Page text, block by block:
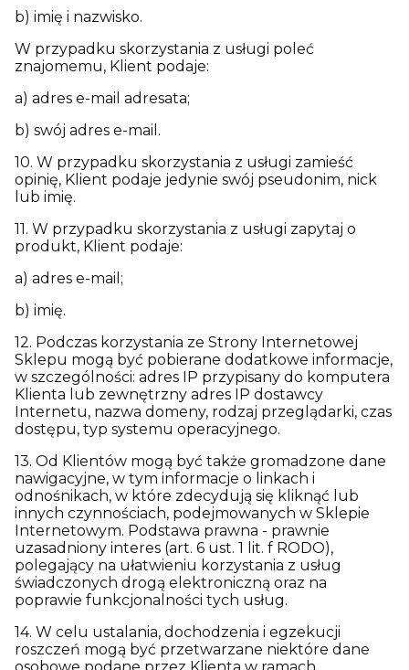
b) imię i nazwisko.
W przypadku skorzystania z usługi poleć
znajomemu, Klient podaje:
a) adres e-mail adresata;
b) swój adres e-mail.
10. W przypadku skorzystania z usługi zamieść
opinię, Klient podaje jedynie swój pseudonim, nick
lub imię.
11. W przypadku skorzystania z usługi zapytaj o
produkt, Klient podaje:
a) adres e-mail;
b) imię.
12. Podczas korzystania ze Strony Internetowej
Sklepu mogą być pobierane dodatkowe informacje,
w szczególności: adres IP przypisany do komputera
Klienta lub zewnętrzny adres IP dostawcy
Internetu, nazwa domeny, rodzaj przeglądarki, czas
dostępu, typ systemu operacyjnego.
13. Od Klientów mogą być także gromadzone dane
nawigacyjne, w tym informacje o linkach i
odnośnikach, w które zdecydują się kliknąć lub
innych czynnościach, podejmowanych w Sklepie
Internetowym. Podstawa prawna - prawnie
uzasadniony interes (art. 6 ust. 1 lit. f RODO),
polegający na ułatwieniu korzystania z usług
świadczonych drogą elektroniczną oraz na
poprawie funkcjonalności tych usług.
14. W celu ustalania, dochodzenia i egzekucji
roszczeń mogą być przetwarzane niektóre dane